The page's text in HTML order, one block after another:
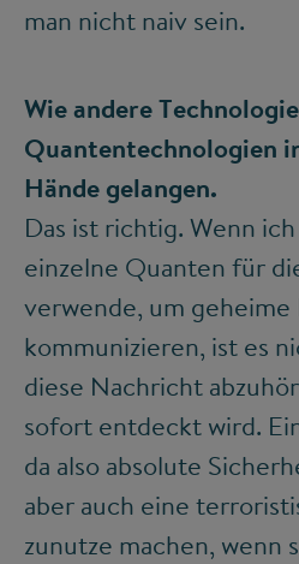
man nicht naiv sein.
Wie andere
Quantentechnologien
Hände gelangen.
Das ist richtig. Wenn
einzelne Quanten für
verwende, um
kommunizieren, ist es
diese Nachricht
sofort entdeckt wird.
da also absolute
aber auch eine
zunutze machen, wenn